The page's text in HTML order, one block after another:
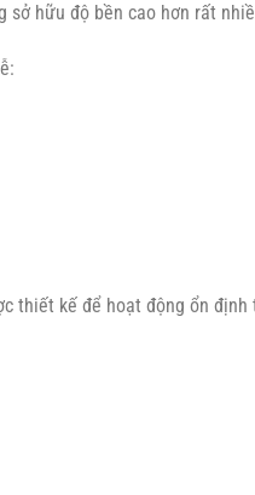
hữu độ bền cao hơn rất
thiết kế để hoạt động ổn định